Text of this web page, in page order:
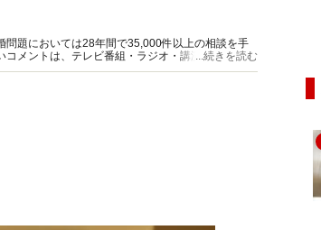
問題においては28年間で35,000件以上の相談を手
メントは、テレビ番組・ラジオ・講演などでも、
...続きを読む